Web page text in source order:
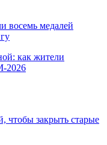
восемь медалей
как жители
2026
чтобы закрыть старые